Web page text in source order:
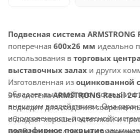
Подвесная система ARMSTRONG
поперечная 600x26 мм идеально
использования в торговых
выставочных залах и других
Изготовленная из оцинкованной
обладает высокой прочностью и
внешним воздействиям. Она
и долговечность подвесной
полиэфирное покрытие
Эта системаARMSTRONG Retail 24
подходит для создания
обладает хорошей эстетикой и
комбинации с другими